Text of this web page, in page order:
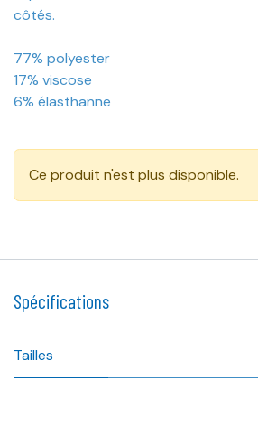
côtés.
77% polyester
17% viscose
6% élasthanne
Ce produit n'est plus disponible.
Spécifications
Tailles